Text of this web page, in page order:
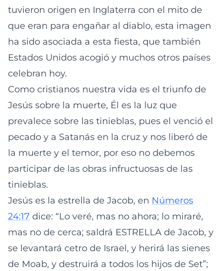
tuvieron origen en Inglaterra con el mito de
que eran para engañar al diablo, esta imagen
ha sido asociada a esta fiesta, que también
Estados Unidos acogió y muchos otros países
celebran hoy.
Como cristianos nuestra vida es el triunfo de
Jesús sobre la muerte, Él es la luz que
prevalece sobre las tinieblas, pues el venció el
pecado y a Satanás en la cruz y nos liberó de
la muerte y el temor, por eso no debemos
participar de las obras infructuosas de las
tinieblas.
Jesús es la estrella de Jacob, en Números
24:17 dice: “Lo veré, mas no ahora; lo miraré,
mas no de cerca; saldrá ESTRELLA de Jacob, y
se levantará cetro de Israel, y herirá las sienes
de Moab, y destruirá a todos los hijos de Set”;